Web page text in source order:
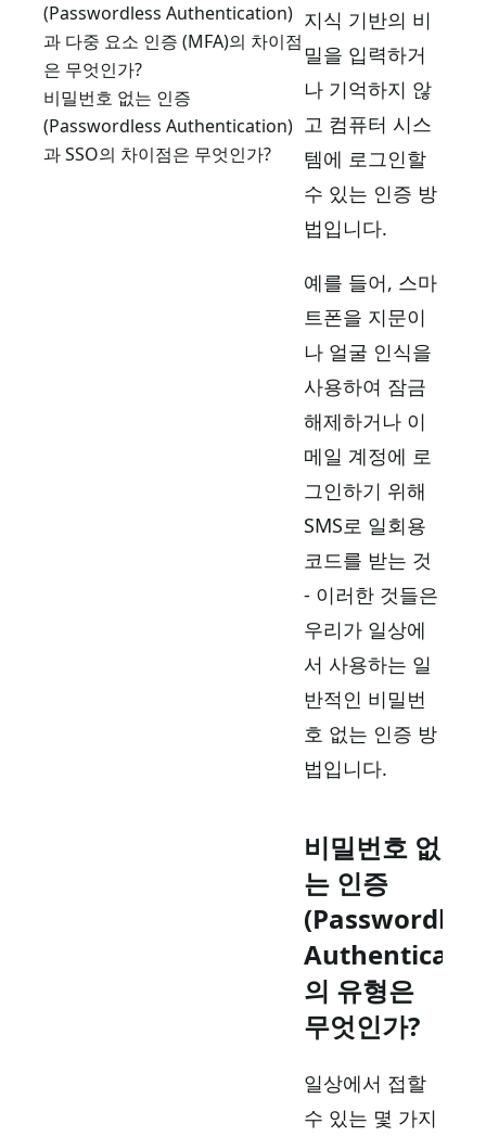
(Passwordless Authentication)
과 다중 요소 인증 (MFA)의 차이점
은 무엇인가?
비밀번호 없는 인증
(Passwordless Authentication)
과 SSO의 차이점은 무엇인가?
지식 기반의 비
밀을 입력하거
나 기억하지 않
고 컴퓨터 시스
템에 로그인할
수 있는 인증 방
법입니다.
예를 들어, 스마
트폰을 지문이
나 얼굴 인식을
사용하여 잠금
해제하거나 이
메일 계정에 로
그인하기 위해
SMS로 일회용
코드를 받는 것
- 이러한 것들은
우리가 일상에
서 사용하는 일
반적인 비밀번
호 없는 인증 방
법입니다.
비밀번호 없
는 인증
(Passwordless
의 유형은
무엇인가?
일상에서 접할
수 있는 몇 가지